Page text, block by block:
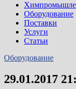
Оборудование
Поставки
Услуги
Статьи
Оборудование
29.01.2017